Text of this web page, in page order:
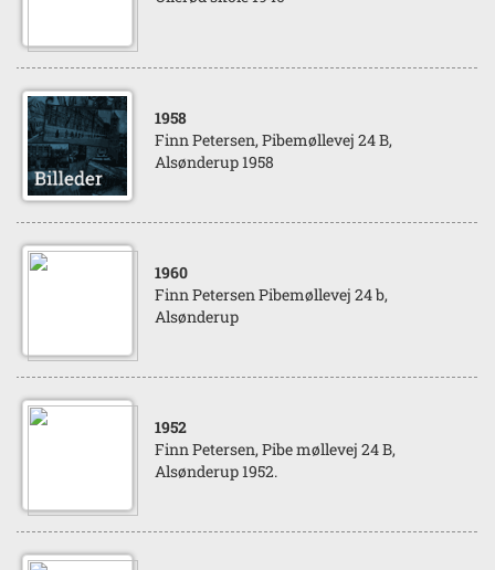
1958
Finn Petersen, Pibemøllevej 24 B,
Alsønderup 1958
1960
Finn Petersen Pibemøllevej 24 b,
Alsønderup
1952
Finn Petersen, Pibe møllevej 24 B,
Alsønderup 1952.